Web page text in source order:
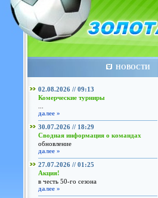
НОВОСТИ
02.08.2026 // 09:13
Комерческие турниры
далее »
30.07.2026 // 18:29
Сводная информация о командах
обновление
далее »
27.07.2026 // 01:25
Акция!
в честь 50-го сезона
далее »